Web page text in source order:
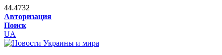
44.4732
Авторизация
Поиск
UA